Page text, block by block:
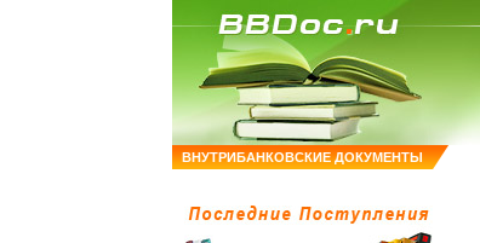
ВНУТРИБАНКОВСКИЕ ДОКУМЕНТЫ